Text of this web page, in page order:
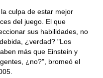
culpa de estar mejor
del juego. El que
sus habilidades, no
¿verdad? "Los
más que Einstein y
¿no?", bromeó el